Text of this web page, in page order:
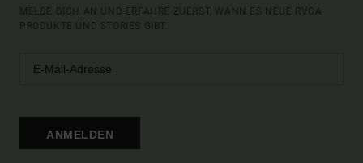
MELDE DICH AN UND ERFAHRE ZUERST, WANN ES NEUE RVCA
PRODUKTE UND STORIES GIBT.
ANMELDEN